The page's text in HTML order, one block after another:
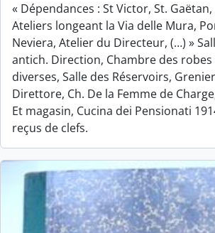
« Dépendances : St Victor, St.
Ateliers longeant la Via delle Mura,
Neviera, Atelier du Directeur, (…) »
antich. Direction, Chambre des robes
diverses, Salle des Réservoirs,
Direttore, Ch. De la Femme de
Et magasin, Cucina dei Pensionati
reçus de clefs.